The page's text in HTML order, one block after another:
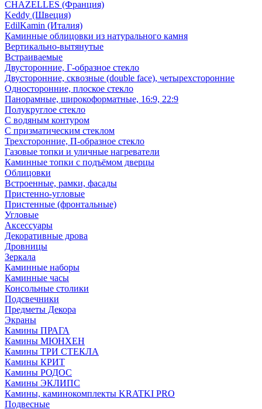
CHAZELLES (Франция)
Keddy (Швеция)
EdilKamin (Италия)
Каминные облицовки из натурального камня
Вертикально-вытянутые
Встраиваемые
Двусторонние, Г-образное стекло
Двусторонние, сквозные (double face), четырехсторонние
Односторонние, плоское стекло
Панорамные, широкоформатные, 16:9, 22:9
Полукруглое стекло
С водяным контуром
С призматическим стеклом
Трехсторонние, П-образное стекло
Газовые топки и уличные нагреватели
Каминные топки с подъёмом дверцы
Облицовки
Встроенные, рамки, фасады
Пристенно-угловые
Пристенные (фронтальные)
Угловые
Аксессуары
Декоративные дрова
Дровницы
Зеркала
Каминные наборы
Каминные часы
Консольные столики
Подсвечники
Предметы Декора
Экраны
Камины ПРАГА
Камины МЮНХЕН
Камины ТРИ СТЕКЛА
Камины КРИТ
Камины РОДОС
Камины ЭКЛИПС
Камины, каминокомплекты KRATKI PRO
Подвесные